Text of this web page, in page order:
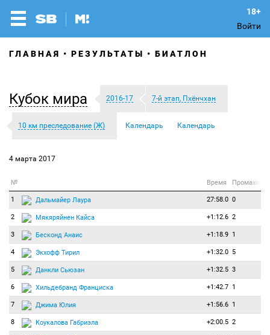
Войти
ГЛАВНАЯ РЕЗУЛЬТАТЫ БИАТЛОН
Кубок мира 2016-17 7-й этап, Пхёнчхан
10 км преследование (Ж) Календарь Календарь
4 марта 2017
№ Время Промахи
1 Дальмайер Лаура 27:58.0 0
2 Мякяряйнен Кайса +1:12.6 2
3 Бесконд Анаис +1:18.9 1
4 Экхофф Тирил +1:32.0 5
5 Данкли Сьюзан +1:32.5 3
6 Хильдебранд Франциска +1:42.7 1
7 Джима Юлия +1:56.6 1
8 Коукалова Габриэла +2:00.5 2